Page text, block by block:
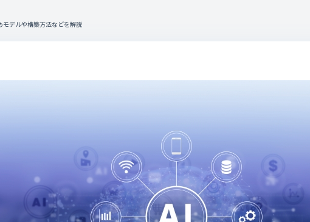
モデルや構築方法などを解説